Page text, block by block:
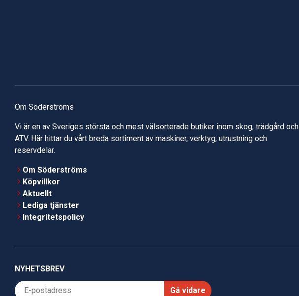
Om Söderströms
Vi är en av Sveriges största och mest välsorterade butiker inom skog, trädgård och
ATV. Här hittar du vårt breda sortiment av maskiner, verktyg, utrustning och
reservdelar.
Om Söderströms
Köpvillkor
Aktuellt
Lediga tjänster
Integritetspolicy
NYHETSBREV
Gå vidare